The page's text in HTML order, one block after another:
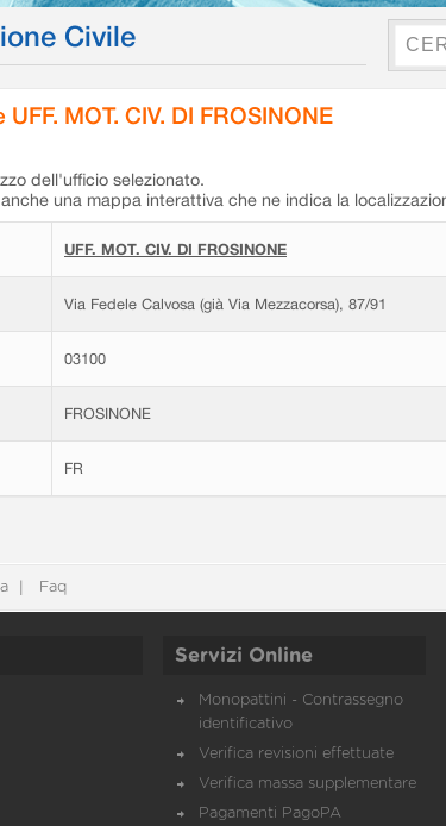
Civile
MOT. CIV. DI FROSINONE
dell'ufficio selezionato.
una mappa interattiva che ne indica la
UFF. MOT. CIV. DI FROSINONE
Via Fedele Calvosa (già Via Mezzacorsa), 87/91
03100
FROSINONE
FR
Faq
Servizi Online
Monopattini - Contrassegno
identificativo
Verifica revisioni effettuate
Verifica massa supplementare
Pagamenti PagoPA